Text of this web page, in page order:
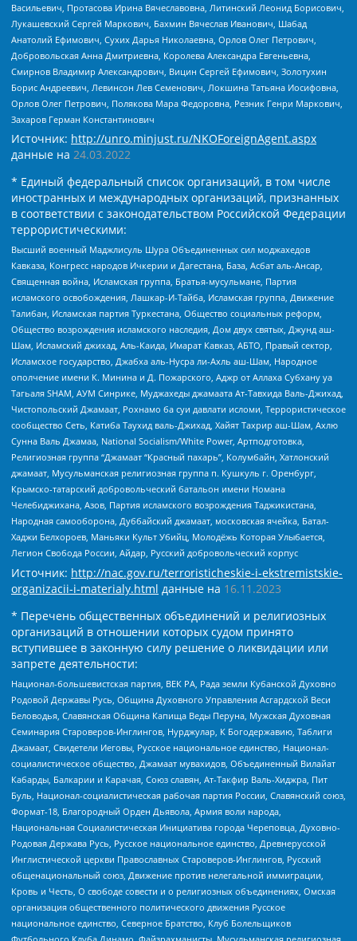
Васильевич, Протасова Ирина Вячеславовна, Литинский Леонид Борисович,
Лукашевский Сергей Маркович, Бахмин Вячеслав Иванович, Шабад
Анатолий Ефимович, Сухих Дарья Николаевна, Орлов Олег Петрович,
Добровольская Анна Дмитриевна, Королева Александра Евгеньевна,
Смирнов Владимир Александрович, Вицин Сергей Ефимович, Золотухин
Борис Андреевич, Левинсон Лев Семенович, Локшина Татьяна Иосифовна,
Орлов Олег Петрович, Полякова Мара Федоровна, Резник Генри Маркович,
Захаров Герман Константинович
Источник: http://unro.minjust.ru/NKOForeignAgent.aspx
данные на 24.03.2022
* Единый федеральный список организаций, в том числе
иностранных и международных организаций, признанных
в соответствии с законодательством Российской Федерации
террористическими:
Высший военный Маджлисуль Шура Объединенных сил моджахедов
Кавказа, Конгресс народов Ичкерии и Дагестана, База, Асбат аль-Ансар,
Священная война, Исламская группа, Братья-мусульмане, Партия
исламского освобождения, Лашкар-И-Тайба, Исламская группа, Движение
Талибан, Исламская партия Туркестана, Общество социальных реформ,
Общество возрождения исламского наследия, Дом двух святых, Джунд аш-
Шам, Исламский джихад, Аль-Каида, Имарат Кавказ, АБТО, Правый сектор,
Исламское государство, Джабха аль-Нусра ли-Ахль аш-Шам, Народное
ополчение имени К. Минина и Д. Пожарского, Аджр от Аллаха Субхану уа
Тагьаля SHAM, АУМ Синрике, Муджахеды джамаата Ат-Тавхида Валь-Джихад,
Чистопольский Джамаат, Рохнамо ба суи давлати исломи, Террористическое
сообщество Сеть, Катиба Таухид валь-Джихад, Хайят Тахрир аш-Шам, Ахлю
Сунна Валь Джамаа, National Socialism/White Power, Артподготовка,
Религиозная группа “Джамаат “Красный пахарь”, Колумбайн, Хатлонский
джамаат, Мусульманская религиозная группа п. Кушкуль г. Оренбург,
Крымско-татарский добровольческий батальон имени Номана
Челебиджихана, Азов, Партия исламского возрождения Таджикистана,
Народная самооборона, Дуббайский джамаат, московская ячейка, Батал-
Хаджи Белхороев, Маньяки Культ Убийц, Молодёжь Которая Улыбается,
Легион Свобода России, Айдар, Русский добровольческий корпус
Источник: http://nac.gov.ru/terroristicheskie-i-ekstremistskie-
organizacii-i-materialy.html данные на 16.11.2023
* Перечень общественных объединений и религиозных
организаций в отношении которых судом принято
вступившее в законную силу решение о ликвидации или
запрете деятельности:
Национал-большевистская партия, ВЕК РА, Рада земли Кубанской Духовно
Родовой Державы Русь, Община Духовного Управления Асгардской Веси
Беловодья, Славянская Община Капища Веды Перуна, Мужская Духовная
Семинария Староверов-Инглингов, Нурджулар, К Богодержавию, Таблиги
Джамаат, Свидетели Иеговы, Русское национальное единство, Национал-
социалистическое общество, Джамаат мувахидов, Объединенный Вилайат
Кабарды, Балкарии и Карачая, Союз славян, Ат-Такфир Валь-Хиджра, Пит
Буль, Национал-социалистическая рабочая партия России, Славянский союз,
Формат-18, Благородный Орден Дьявола, Армия воли народа,
Национальная Социалистическая Инициатива города Череповца, Духовно-
Родовая Держава Русь, Русское национальное единство, Древнерусской
Инглистической церкви Православных Староверов-Инглингов, Русский
общенациональный союз, Движение против нелегальной иммиграции,
Кровь и Честь, О свободе совести и о религиозных объединениях, Омская
организация общественного политического движения Русское
национальное единство, Северное Братство, Клуб Болельщиков